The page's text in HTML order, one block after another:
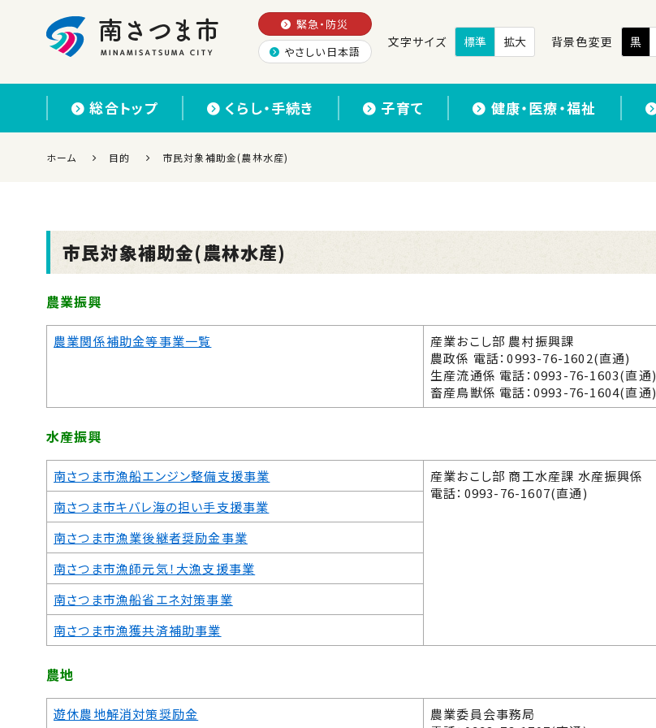
緊急・防災
やさしい日本語
文字サイズ 標準 拡大 背景色変更 黒
総合トップ くらし・手続き 子育て 健康・医療・福祉
ホーム 目的 市民対象補助金(農林水産)
市民対象補助金(農林水産)
農業振興
農業関係補助金等事業一覧
産業おこし部 農村振興課
農政係 電話：0993-76-1602(直通)
生産流通係 電話：0993-76-1603(直通)
畜産鳥獣係 電話：0993-76-1604(直通)
水産振興
南さつま市漁船エンジン整備支援事業
産業おこし部 商工水産課 水産振興係
電話：0993-76-1607(直通)
南さつま市キバレ海の担い手支援事業
南さつま市漁業後継者奨励金事業
南さつま市漁師元気！大漁支援事業
南さつま市漁船省エネ対策事業
南さつま市漁獲共済補助事業
農地
遊休農地解消対策奨励金
農業委員会事務局